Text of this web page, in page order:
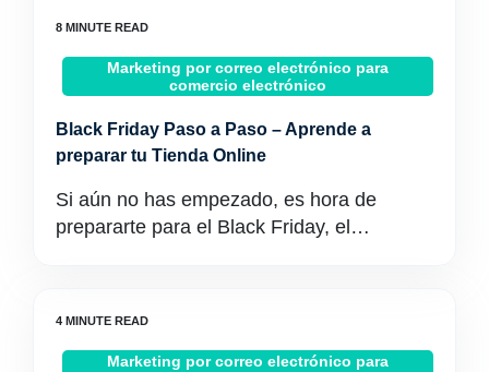
Marketing por correo electrónico para
comercio electrónico
Black Friday Paso a Paso – Aprende a
preparar tu Tienda Online
Si aún no has empezado, es hora de
prepararte para el Black Friday, el…
Marketing por correo electrónico para